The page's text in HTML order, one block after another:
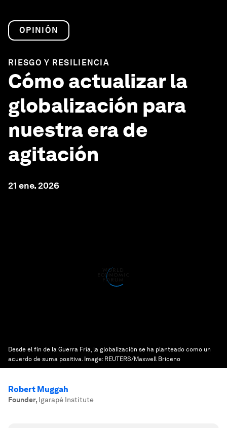
OPINIÓN
RIESGO Y RESILIENCIA
Cómo actualizar la
globalización para
nuestra era de
agitación
21 ene. 2026
Desde el fin de la Guerra Fría, la globalización se ha planteado como un
acuerdo de suma positiva. Image: REUTERS/Maxwell Briceno
Robert Muggah
Founder, Igarapé Institute